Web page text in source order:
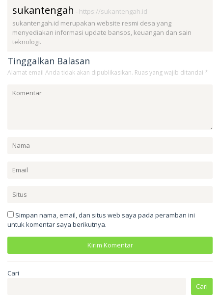
sukantengah - https://sukantengah.id
sukantengah.id merupakan website resmi desa yang
menyediakan informasi update bansos, keuangan dan sain
teknologi.
Tinggalkan Balasan
Alamat email Anda tidak akan dipublikasikan. Ruas yang wajib ditandai *
Simpan nama, email, dan situs web saya pada peramban ini
untuk komentar saya berikutnya.
Cari
Cari